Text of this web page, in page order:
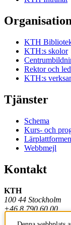
Organisation
KTH
KTH:s skolor
Rektor och
KTH:s
Tjänster
Schema
Kurs- och
Webbmejl
Kontakt
KTH
100 44 Stockholm
+46 8 790 60 00